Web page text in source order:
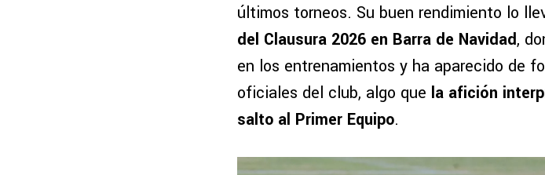
últimos torneos. Su buen rendimiento lo
del Clausura 2026 en Barra de Navidad,
en los entrenamientos y ha aparecido de
oficiales del club, algo que la afición
salto al Primer Equipo.